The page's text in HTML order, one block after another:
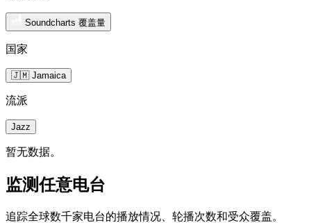
Soundcharts 覆盖量
国家
🇯🇲 Jamaica
流派
Jazz
暂无数据。
监测任意电台
追踪全球数千家电台的播放情况、轮播次数和受众覆盖。